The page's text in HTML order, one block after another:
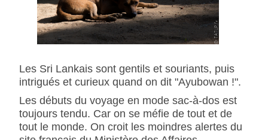
Les Sri Lankais sont gentils et souriants, puis
intrigués et curieux quand on dit "Ayubowan !".
Les débuts du voyage en mode sac-à-dos est
toujours tendu. Car on se méfie de tout et de
tout le monde. On croit les moindres alertes du